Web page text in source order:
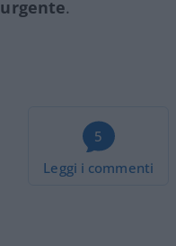
.
5
Leggi i commenti